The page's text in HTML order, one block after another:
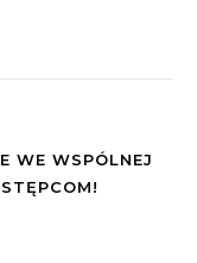
WE WSPÓLNEJ